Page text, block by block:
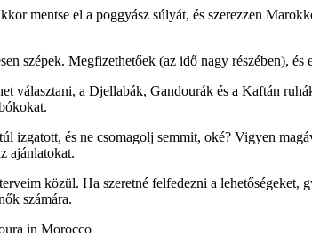
mentse el a poggyász súlyát, és szerezzen
szépek. Megfizethetőek (az idő nagy részében),
választani, a Djellabák, Gandourák és a Kaftán
izgatott, és ne csomagolj semmit, oké? Vigyen
ajánlatokat.
közül. Ha szeretné felfedezni a
számára.